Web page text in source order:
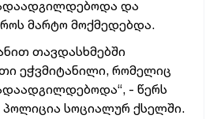
და
მარტო მოქმედებდა.
თავდასხმებში
ეჭვმიტანილი, რომელიც
- წერს
სოციალურ ქსელში.